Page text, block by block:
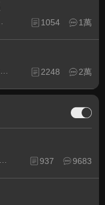
1054 1萬
HD相關好站推薦，480p中級會員以上限定 2248 2萬
937 9683